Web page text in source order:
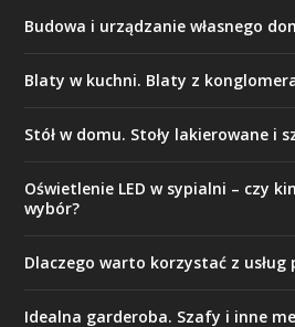
Budowa i urządzanie własnego
Blaty w kuchni. Blaty z
Stół w domu. Stoły lakierowane i
Oświetlenie LED w sypialni – czy
wybór?
Dlaczego warto korzystać z
Idealna garderoba. Szafy i inne